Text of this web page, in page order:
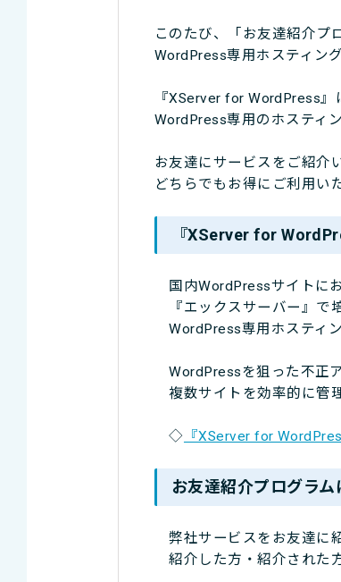
このたび、「お友達紹介プ
WordPress専用ホスティン
『XServer for WordPress
WordPress専用のホスティ
お友達にサービスをご紹介
どちらでもお得にご利用い
『XServer for
国内WordPressサイトに
『エックスサーバー』で
WordPress専用ホスティン
WordPressを狙った不正
複数サイトを効率的に管
◇ 『XServer for
お友達紹介プログラム
弊社サービスをお友達に
紹介した方・紹介された